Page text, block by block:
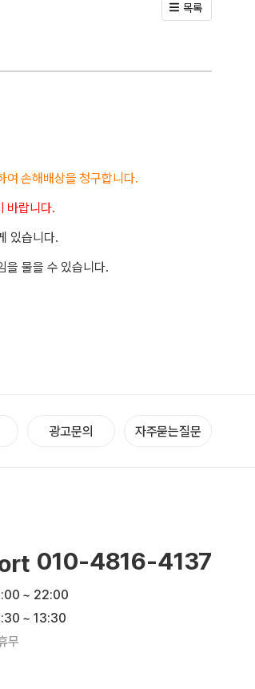
목록
여 손해배상을 청구합니다.
바랍니다.
있습니다.
을 물을 수 있습니다.
광고문의 자주묻는질문
010-4816-4137
~ 22:00
~ 13:30
무